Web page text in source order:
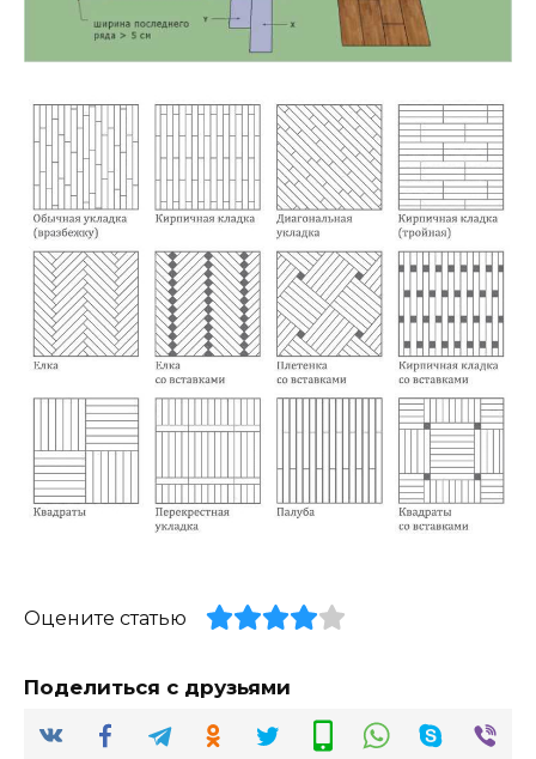
Оцените статью
Поделиться с друзьями